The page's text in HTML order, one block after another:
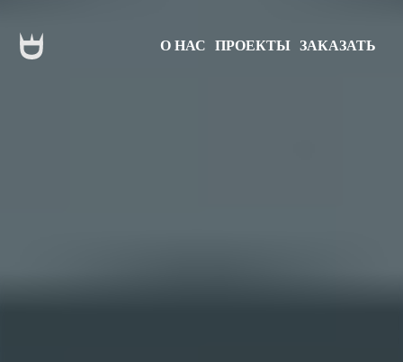
О НАС ПРОЕКТЫ ЗАКАЗАТЬ